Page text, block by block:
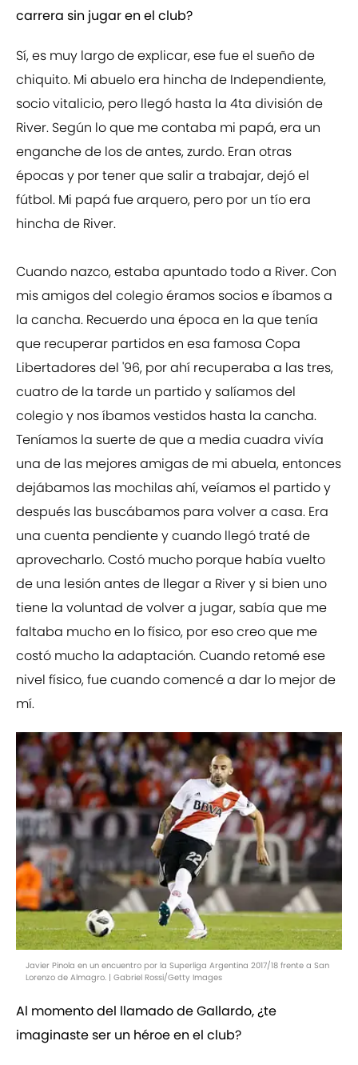
carrera sin jugar en el club?
Sí, es muy largo de explicar, ese fue el sueño de
chiquito. Mi abuelo era hincha de Independiente,
socio vitalicio, pero llegó hasta la 4ta división de
River. Según lo que me contaba mi papá, era un
enganche de los de antes, zurdo. Eran otras
épocas y por tener que salir a trabajar, dejó el
fútbol. Mi papá fue arquero, pero por un tío era
hincha de River.
Cuando nazco, estaba apuntado todo a River. Con
mis amigos del colegio éramos socios e íbamos a
la cancha. Recuerdo una época en la que tenía
que recuperar partidos en esa famosa Copa
Libertadores del '96, por ahí recuperaba a las tres,
cuatro de la tarde un partido y salíamos del
colegio y nos íbamos vestidos hasta la cancha.
Teníamos la suerte de que a media cuadra vivía
una de las mejores amigas de mi abuela, entonces
dejábamos las mochilas ahí, veíamos el partido y
después las buscábamos para volver a casa. Era
una cuenta pendiente y cuando llegó traté de
aprovecharlo. Costó mucho porque había vuelto
de una lesión antes de llegar a River y si bien uno
tiene la voluntad de volver a jugar, sabía que me
faltaba mucho en lo físico, por eso creo que me
costó mucho la adaptación. Cuando retomé ese
nivel físico, fue cuando comencé a dar lo mejor de
mí.
Javier Pinola en un encuentro por la Superliga Argentina 2017/18 frente a San
Lorenzo de Almagro. | Gabriel Rossi/Getty Images
Al momento del llamado de Gallardo, ¿te
imaginaste ser un héroe en el club?